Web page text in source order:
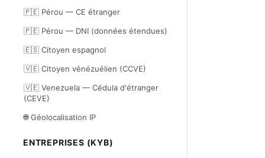
🇵🇪 Pérou — CE étranger
🇵🇪 Pérou — DNI (données étendues)
🇪🇸 Citoyen espagnol
🇻🇪 Citoyen vénézuélien (CCVE)
🇻🇪 Venezuela — Cédula d'étranger
(CEVE)
🌐 Géolocalisation IP
ENTREPRISES (KYB)